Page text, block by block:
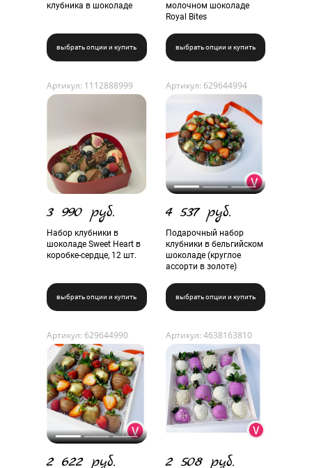
клубника в шоколаде
выбрать опции и купить
молочном шоколаде
Royal Bites
выбрать опции и купить
Артикул: 1112888999
3 990 руб.
Набор клубники в
шоколаде Sweet Heart в
коробке-сердце, 12 шт.
выбрать опции и купить
Артикул: 629644994
4 537 руб.
Подарочный набор
клубники в бельгийском
шоколаде (круглое
ассорти в золоте)
выбрать опции и купить
Артикул: 629644990
2 622 руб.
Артикул: 4638163810
2 508 руб.